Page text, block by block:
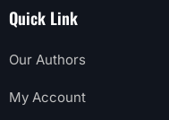
Quick Link
Our Authors
My Account